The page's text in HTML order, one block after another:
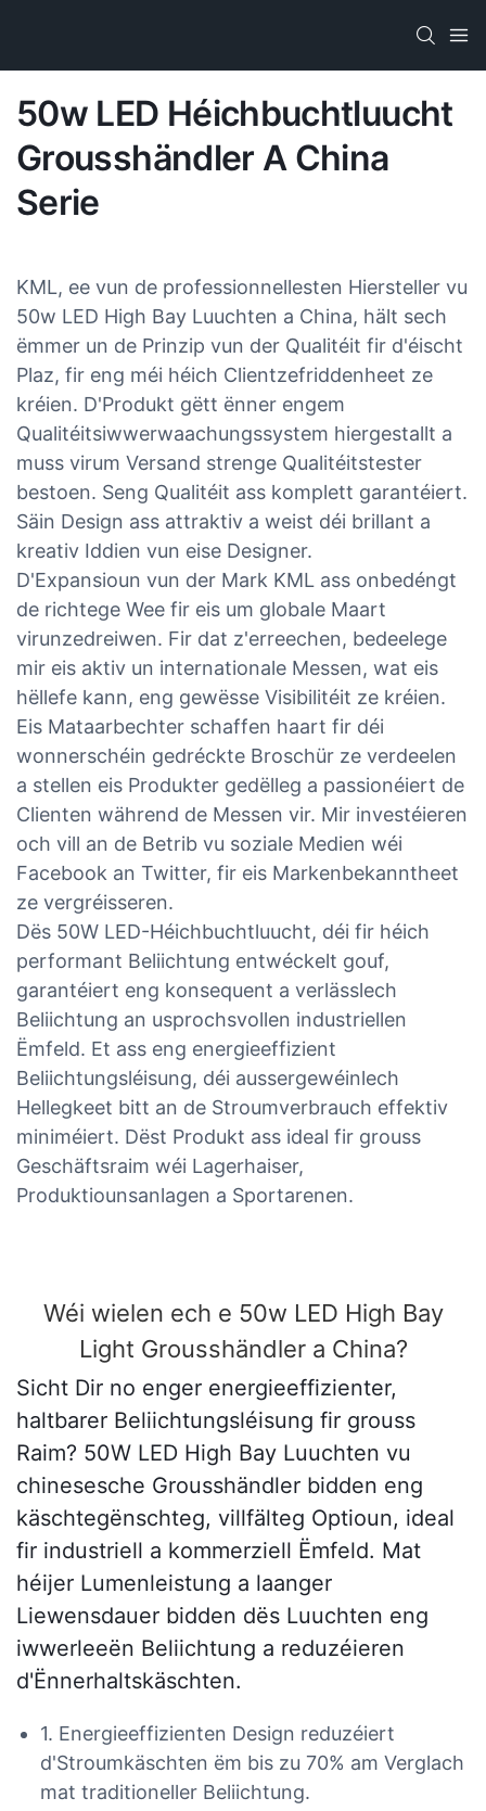
50w LED Héichbuchtluucht
Grousshändler A China
Serie
KML, ee vun de professionnellesten Hiersteller vu
50w LED High Bay Luuchten a China, hält sech
ëmmer un de Prinzip vun der Qualitéit fir d'éischt
Plaz, fir eng méi héich Clientzefriddenheet ze
kréien. D'Produkt gëtt ënner engem
Qualitéitsiwwerwaachungssystem hiergestallt a
muss virum Versand strenge Qualitéitstester
bestoen. Seng Qualitéit ass komplett garantéiert.
Säin Design ass attraktiv a weist déi brillant a
kreativ Iddien vun eise Designer.
D'Expansioun vun der Mark KML ass onbedéngt
de richtege Wee fir eis um globale Maart
virunzedreiwen. Fir dat z'erreechen, bedeelege
mir eis aktiv un internationale Messen, wat eis
hëllefe kann, eng gewësse Visibilitéit ze kréien.
Eis Mataarbechter schaffen haart fir déi
wonnerschéin gedréckte Broschür ze verdeelen
a stellen eis Produkter gedëlleg a passionéiert de
Clienten während de Messen vir. Mir investéieren
och vill an de Betrib vu soziale Medien wéi
Facebook an Twitter, fir eis Markenbekanntheet
ze vergréisseren.
Dës 50W LED-Héichbuchtluucht, déi fir héich
performant Beliichtung entwéckelt gouf,
garantéiert eng konsequent a verlässlech
Beliichtung an usprochsvollen industriellen
Ëmfeld. Et ass eng energieeffizient
Beliichtungsléisung, déi aussergewéinlech
Hellegkeet bitt an de Stroumverbrauch effektiv
miniméiert. Dëst Produkt ass ideal fir grouss
Geschäftsraim wéi Lagerhaiser,
Produktiounsanlagen a Sportarenen.
Wéi wielen ech e 50w LED High Bay
Light Grousshändler a China?
Sicht Dir no enger energieeffizienter,
haltbarer Beliichtungsléisung fir grouss
Raim? 50W LED High Bay Luuchten vu
chinesesche Grousshändler bidden eng
käschtegënschteg, villfälteg Optioun, ideal
fir industriell a kommerziell Ëmfeld. Mat
héijer Lumenleistung a laanger
Liewensdauer bidden dës Luuchten eng
iwwerleeën Beliichtung a reduzéieren
d'Ënnerhaltskäschten.
1. Energieeffizienten Design reduzéiert
d'Stroumkäschten ëm bis zu 70% am Verglach
mat traditioneller Beliichtung.